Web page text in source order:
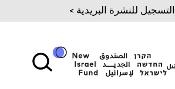
التسجيل للنشرة البريدية >